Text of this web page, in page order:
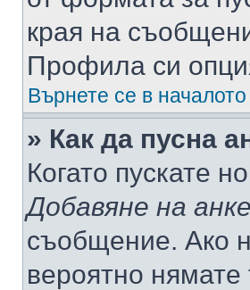
края на
Профила си
Върнете се в началото
» Как да пусна
Когато пускате
Добавяне на
съобщение. Ако
вероятно